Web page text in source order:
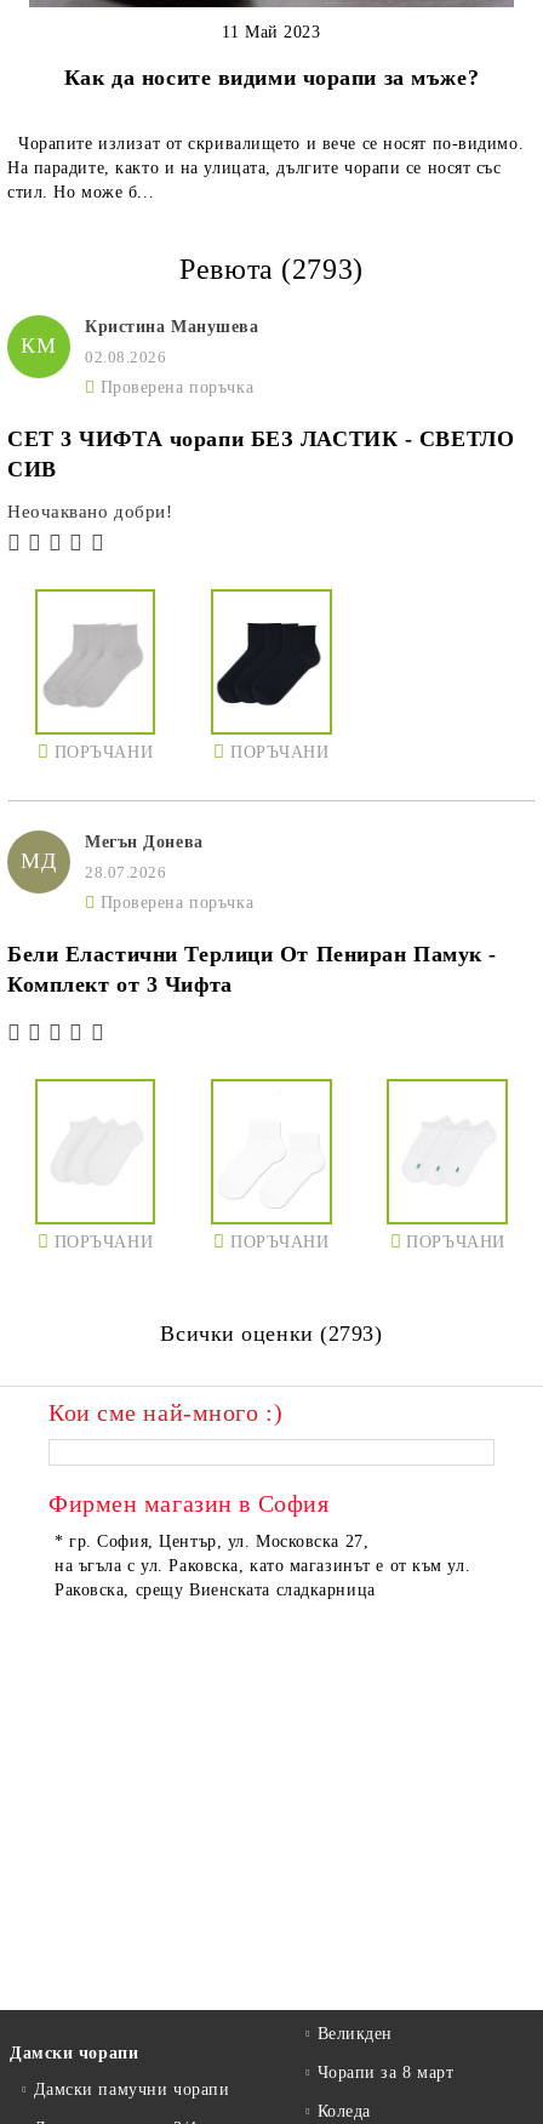
Как да носите видими чорапи за мъже?
11 Май 2023
Чорапите излизат от скривалището и вече се носят по-видимо.
На парадите, както и на улицата, дългите чорапи се носят със
стил. Но може б...
Ревюта (2793)
КМ
Кристина Манушева
02.08.2026
Проверена поръчка
СЕТ 3 ЧИФТА чорапи БЕЗ ЛАСТИК - СВЕТЛО
СИВ
Неочаквано добри!
ПОРЪЧАНИ ПОРЪЧАНИ
МД
Мегън Донева
28.07.2026
Проверена поръчка
Бели Еластични Терлици От Пениран Памук -
Комплект от 3 Чифта
ПОРЪЧАНИ ПОРЪЧАНИ ПОРЪЧАНИ
Всички оценки (2793)
Кои сме най-много :)
Фирмен магазин в София
* гр. София, Център, ул. Московска 27,
на ъгъла с ул. Раковска, като магазинът е от към ул.
Раковска, срещу Виенската сладкарница
Дамски чорапи
Дамски памучни чорапи
Великден
Чорапи за 8 март
Коледа